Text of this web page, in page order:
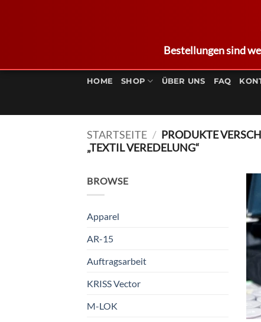
Bestellungen sind
Inhalt
HOME SHOP ÜBER UNS FAQ
STARTSEITE / PRODUKTE
„TEXTIL VEREDELUNG“
BROWSE
Apparel
AR-15
Auftragsarbeit
KRISS Vector
M-LOK